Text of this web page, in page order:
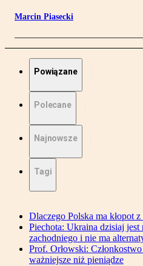
Marcin Piasecki
Powiązane
Polecane
Najnowsze
Tagi
Dlaczego Polska ma kłopot
Piechota: Ukraina dzisiaj
zachodniego i nie ma
Prof. Orłowski:
ważniejsze niż pieniądze